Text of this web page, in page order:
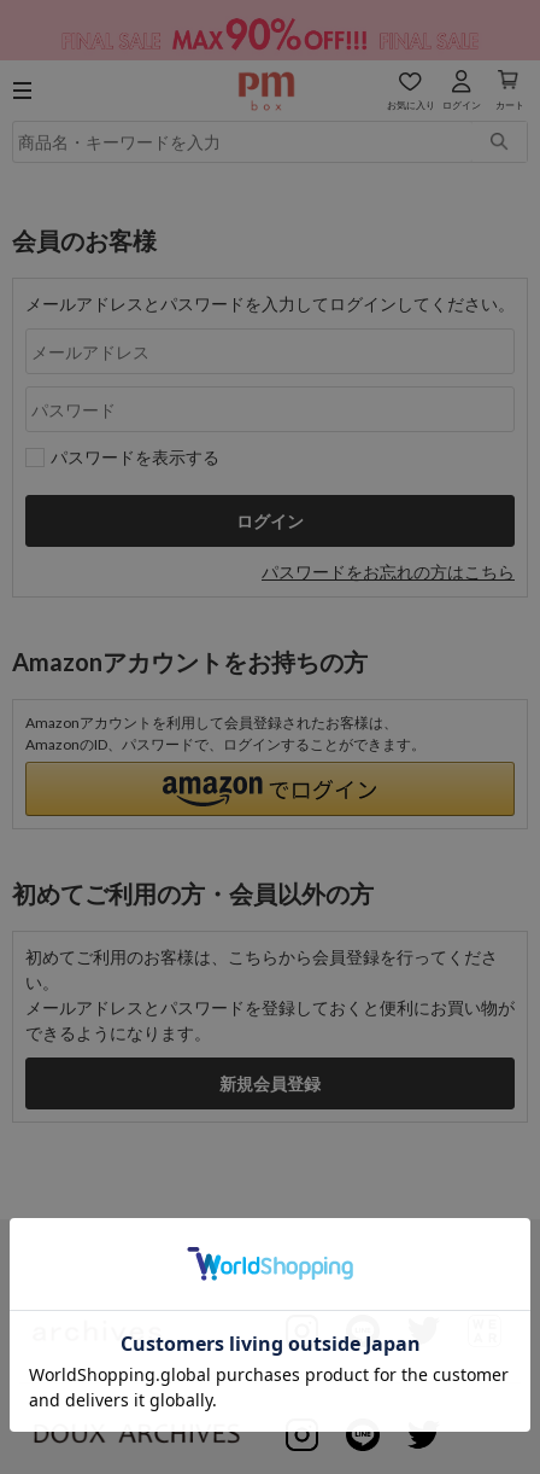
お気に入り ログイン カート
会員のお客様
メールアドレスとパスワードを入力してログインしてください。
パスワードを表示する
パスワードをお忘れの方はこちら
Amazonアカウントをお持ちの方
Amazonアカウントを利用して会員登録されたお客様は、
AmazonのID、パスワードで、ログインすることができます。
初めてご利用の方・会員以外の方
初めてご利用のお客様は、こちらから会員登録を行ってくださ
い。
メールアドレスとパスワードを登録しておくと便利にお買い物が
できるようになります。